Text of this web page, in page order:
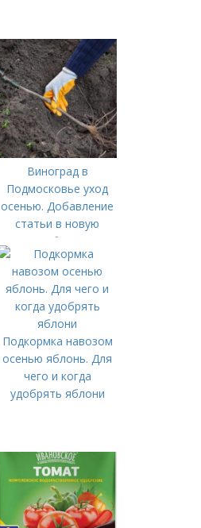
Виноград в
Подмосковье уход
осенью. Добавление
статьи в новую
подборку
Подкормка навозом
осенью яблонь. Для
чего и когда
удобрять яблони